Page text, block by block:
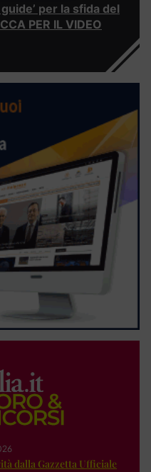
per la sfida del
PER IL VIDEO
dalla Gazzetta Ufficiale